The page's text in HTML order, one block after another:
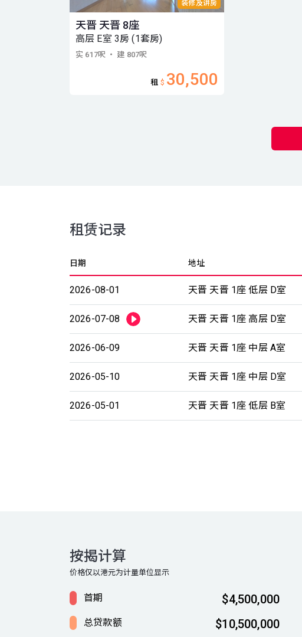
装修及讲房
天晋 天晋 8座
高层 E室 3房 (1套房)
实 617呎 ・ 建 807呎
租 $ 30,500
租赁记录
日期 地址
2026-08-01 天晋 天晋 1座 低层 D室
2026-07-08 天晋 天晋 1座 高层 D室
2026-06-09 天晋 天晋 1座 中层 A室
2026-05-10 天晋 天晋 1座 中层 D室
2026-05-01 天晋 天晋 1座 低层 B室
按揭计算
价格仅以港元为计量单位显示
首期 $4,500,000
总贷款额 $10,500,000